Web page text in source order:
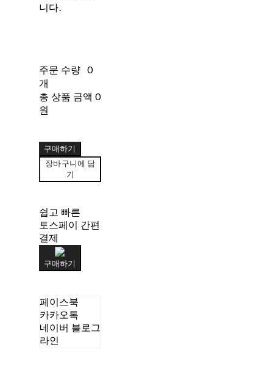
니다.
주문 수량 0
개
총 상품 금액 0
원
구매하기
장바구니에 담
기
쉽고 빠른
토스페이 간편
결제
구매하기
페이스북
카카오톡
네이버 블로그
라인